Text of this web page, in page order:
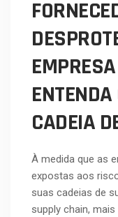
CADEIA
À medida que as
expostas aos
suas cadeias de
supply chain,